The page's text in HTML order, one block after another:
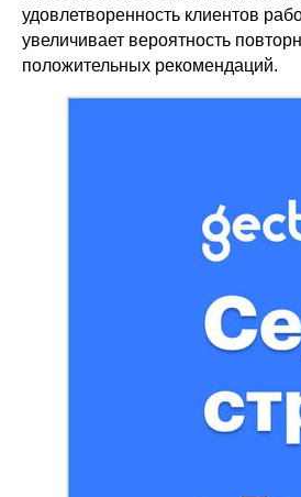
удовлетворенность клиентов
увеличивает вероятность
положительных рекомендаций.